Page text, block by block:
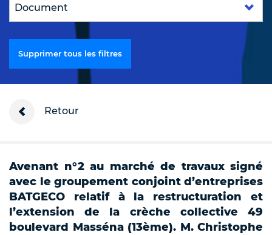
Supprimer tous les filtres
Retour
Avenant n°2 au marché de travaux signé
avec le groupement conjoint d’entreprises
BATGECO relatif à la restructuration et
l’extension de la crèche collective 49
boulevard Masséna (13ème). M. Christophe